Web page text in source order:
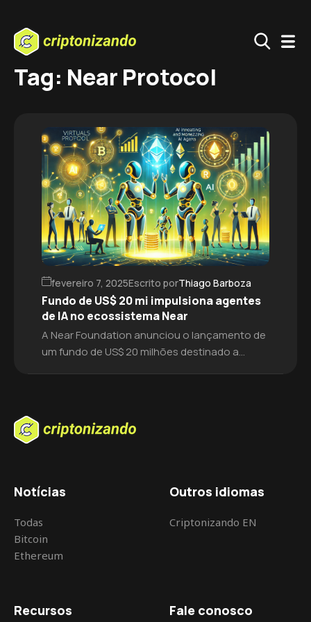
Tag: Near Protocol
fevereiro 7, 2025Escrito porThiago Barboza
Fundo de US$ 20 mi impulsiona agentes
de IA no ecossistema Near
A Near Foundation anunciou o lançamento de
um fundo de US$ 20 milhões destinado a
introduzam novos casos de uso
Notícias
Todas
Bitcoin
Ethereum
Outros idiomas
Criptonizando EN
Recursos Fale conosco